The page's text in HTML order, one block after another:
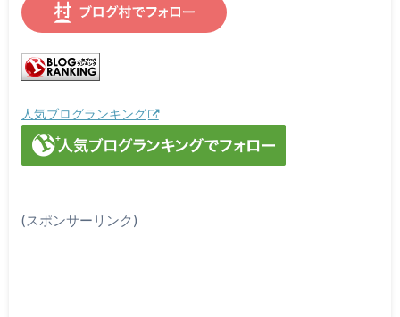
人気ブログランキング
(スポンサーリンク)